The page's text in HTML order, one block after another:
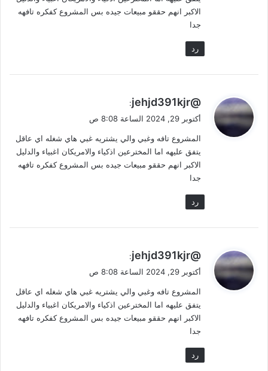
الاكبر انهم حققو مبيعات جيده بس المشروع كفكره تافهه
جدا
رد
ي
ق
ل
@jehjd391kjr
:
أكتوبر 29, 2024 الساعة 8:08 ص
المشروع تافه وغبي والي يشتريه غبي هاي شغله اي عاقل
يتفق عليهه اما المخترعين اذكياء والامريكان اغبياء والدليل
الاكبر انهم حققو مبيعات جيده بس المشروع كفكره تافهه
جدا
رد
ي
ق
ل
@jehjd391kjr
:
أكتوبر 29, 2024 الساعة 8:08 ص
المشروع تافه وغبي والي يشتريه غبي هاي شغله اي عاقل
يتفق عليهه اما المخترعين اذكياء والامريكان اغبياء والدليل
الاكبر انهم حققو مبيعات جيده بس المشروع كفكره تافهه
جدا
رد